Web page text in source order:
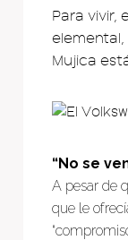
Para vivir,
Mujica
“No se
A pesar de
que le